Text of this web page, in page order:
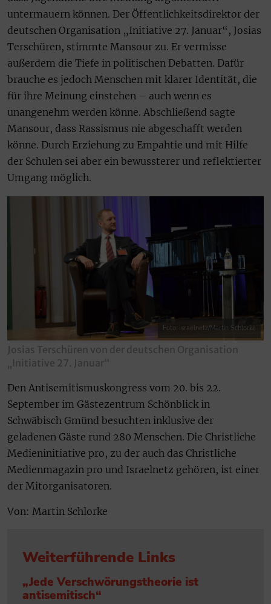
untermauern können. Der Öffentlichkeitsdirektor der
deutschen Organisation „Initiative 27. Januar“, Josias
Terschüren, stimmte Mansour zu. Er vermisse
außerdem die Tiefe in politischen Debatten. Dafür
brauche es jedoch Menschen mit klarer Identität, die
für ihre Meinung einstehen – auch wenn es
unangenehm werden könne. Abschließend sagte
Mansour, dass Rassismus nie abgeschafft werden
könne. Durch Erziehung zu Empahtie und mit Hilfe
der Schulen sei aber ein bewussterer und reflektierter
Umgang möglich.
Foto: Israelnetz/Martin Schlorke
Josias Terschüren von der deutschen Organisation
„Initiative 27. Januar“
Den Antisemitismuskongress vom 20. bis 22.
September im Gästezentrum Schönblick in
Schwäbisch Gmünd besuchten inklusive der
geladenen Gäste rund 280 Menschen. Die Christliche
Medieninitiative pro, zu der auch das Christliche
Medienmagazin pro und Israelnetz gehören, ist einer
der Mitorganisatoren.
Von: Martin Schlorke
Weiterführende Links
„Jede Verschwörungstheorie ist
antisemitisch“